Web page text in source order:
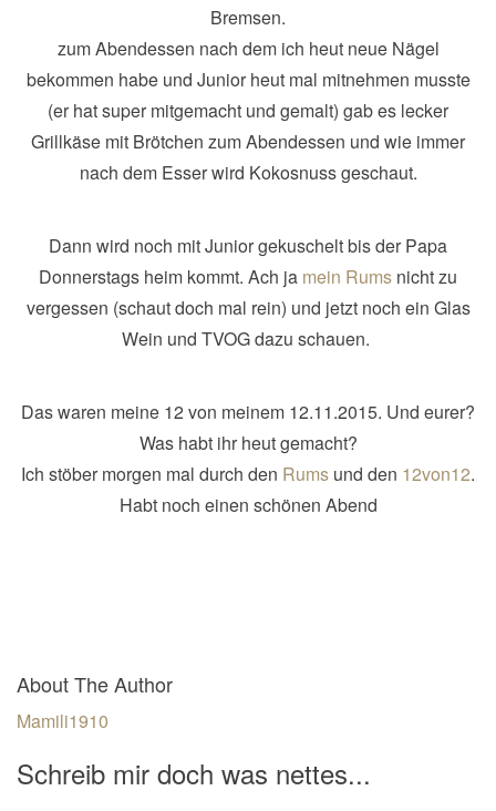
Bremsen.
zum Abendessen nach dem ich heut neue Nägel
bekommen habe und Junior heut mal mitnehmen musste
(er hat super mitgemacht und gemalt) gab es lecker
Grillkäse mit Brötchen zum Abendessen und wie immer
nach dem Esser wird Kokosnuss geschaut.
Dann wird noch mit Junior gekuschelt bis der Papa
Donnerstags heim kommt. Ach ja mein Rums nicht zu
vergessen (schaut doch mal rein) und jetzt noch ein Glas
Wein und TVOG dazu schauen.
Das waren meine 12 von meinem 12.11.2015. Und eurer?
Was habt ihr heut gemacht?
Ich stöber morgen mal durch den Rums und den 12von12.
Habt noch einen schönen Abend
About The Author
Mamili1910
Schreib mir doch was nettes...